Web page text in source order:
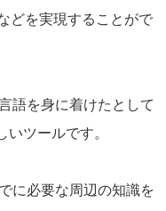
どを実現することがで
語を身に着けたとして
ツールです。
に必要な周辺の知識を